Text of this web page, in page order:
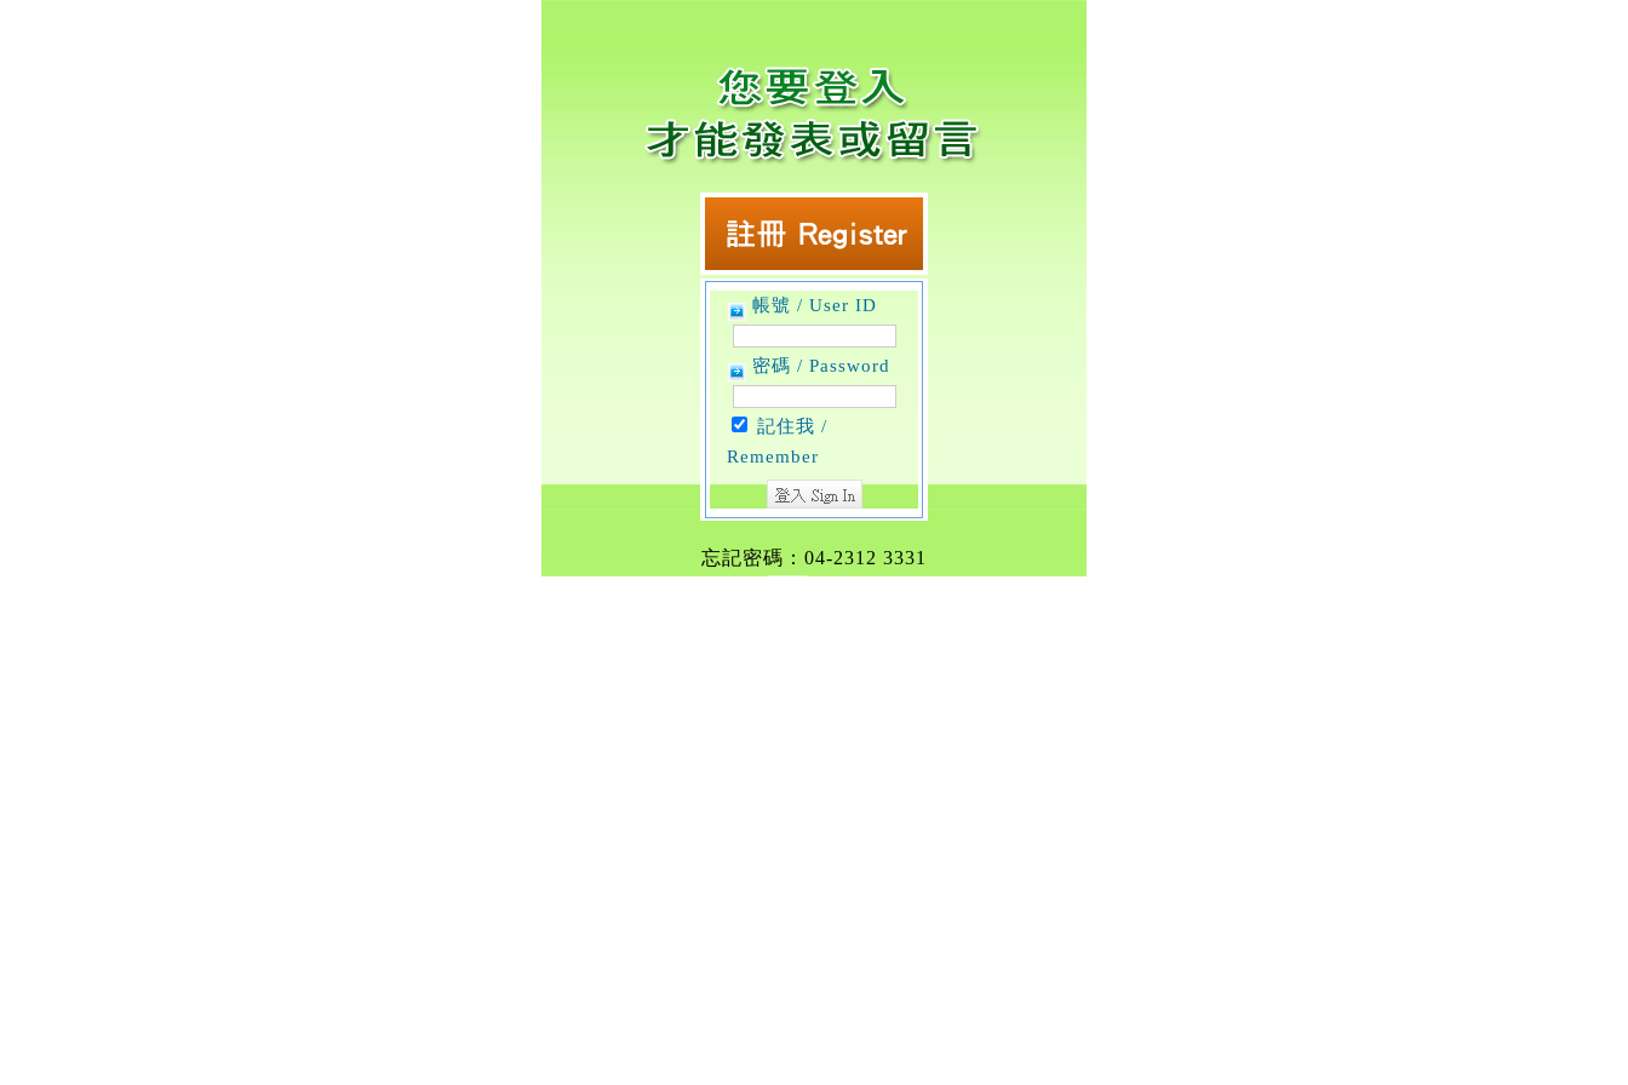
帳號 / User ID
密碼 / Password
記住我 /
Remember
忘記密碼：04-2312 3331